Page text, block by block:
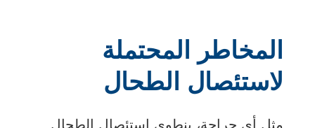
المخاطر المحتملة
لاستئصال الطحال
مثل أي جراحة، ينطوي استئصال الطحال